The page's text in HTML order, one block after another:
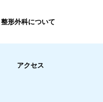
整形外科について
アクセス